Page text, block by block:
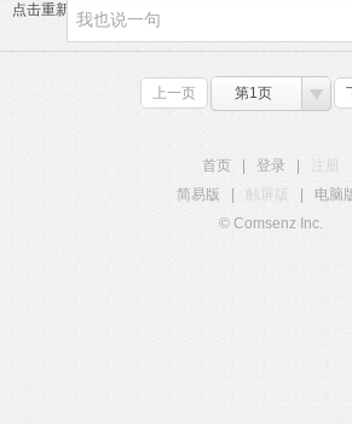
点击重新加载
上一页 第1页
首页 登录
注册
简易版
触屏版 电脑
© Comsenz Inc.